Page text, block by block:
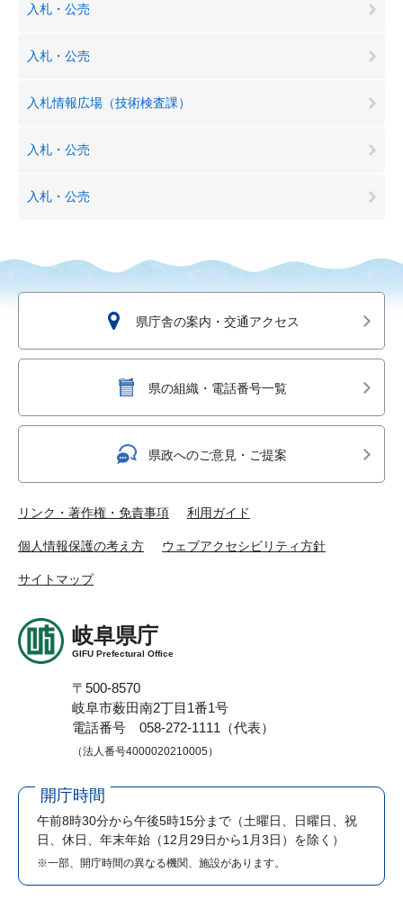
入札・公売
入札・公売
入札情報広場（技術検査課）
入札・公売
入札・公売
県庁舎の案内・交通アクセス
県の組織・電話番号一覧
県政へのご意見・ご提案
リンク・著作権・免責事項 利用ガイド
個人情報保護の考え方 ウェブアクセシビリティ方針
サイトマップ
岐阜県庁
GIFU Prefectural Office
〒500-8570
岐阜市薮田南2丁目1番1号
電話番号 058-272-1111（代表）
（法人番号4000020210005）
開庁時間
午前8時30分から午後5時15分まで （土曜日、日曜日、祝
日、休日、年末年始（12月29日から1月3日）を除く）
※一部、開庁時間の異なる機関、施設があります。